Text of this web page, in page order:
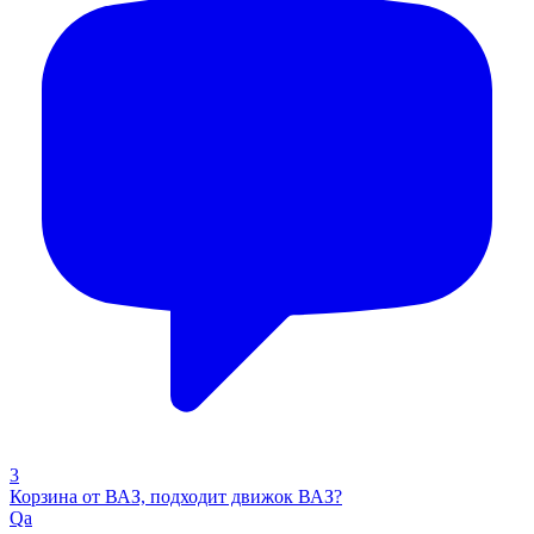
3
Корзина от ВАЗ, подходит движок ВАЗ?
Qa